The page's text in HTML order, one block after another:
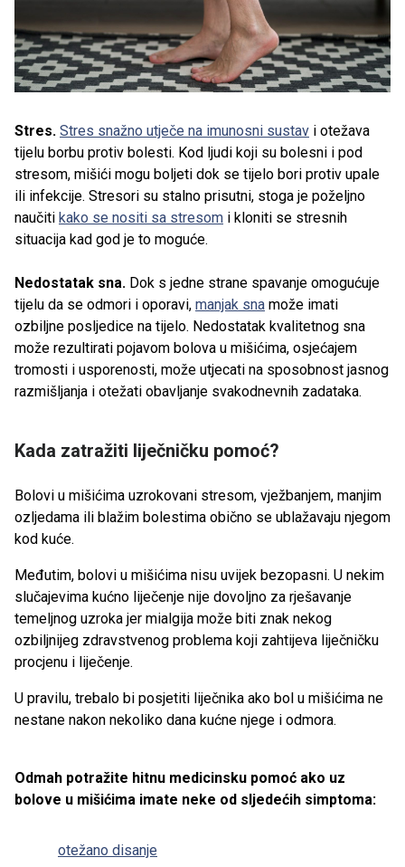
Stres. Stres snažno utječe na imunosni sustav i otežava
tijelu borbu protiv bolesti. Kod ljudi koji su bolesni i pod
stresom, mišići mogu boljeti dok se tijelo bori protiv upale
ili infekcije. Stresori su stalno prisutni, stoga je poželjno
naučiti kako se nositi sa stresom i kloniti se stresnih
situacija kad god je to moguće.
Nedostatak sna. Dok s jedne strane spavanje omogućuje
tijelu da se odmori i oporavi, manjak sna može imati
ozbiljne posljedice na tijelo. Nedostatak kvalitetnog sna
može rezultirati pojavom bolova u mišićima, osjećajem
tromosti i usporenosti, može utjecati na sposobnost jasnog
razmišljanja i otežati obavljanje svakodnevnih zadataka.
Kada zatražiti liječničku pomoć?
Bolovi u mišićima uzrokovani stresom, vježbanjem, manjim
ozljedama ili blažim bolestima obično se ublažavaju njegom
kod kuće.
Međutim, bolovi u mišićima nisu uvijek bezopasni. U nekim
slučajevima kućno liječenje nije dovoljno za rješavanje
temeljnog uzroka jer mialgija može biti znak nekog
ozbiljnijeg zdravstvenog problema koji zahtijeva liječničku
procjenu i liječenje.
U pravilu, trebalo bi posjetiti liječnika ako bol u mišićima ne
nestane nakon nekoliko dana kućne njege i odmora.
Odmah potražite hitnu medicinsku pomoć ako uz
bolove u mišićima imate neke od sljedećih simptoma:
otežano disanje